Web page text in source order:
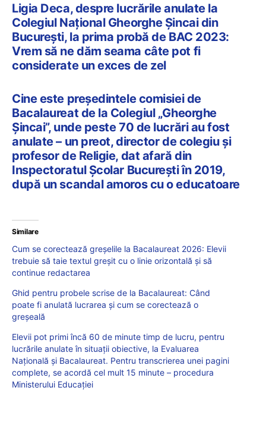
Ligia Deca, despre lucrările anulate la
Colegiul Național Gheorghe Șincai din
București, la prima probă de BAC 2023:
Vrem să ne dăm seama câte pot fi
considerate un exces de zel
Cine este președintele comisiei de
Bacalaureat de la Colegiul „Gheorghe
Șincai”, unde peste 70 de lucrări au fost
anulate – un preot, director de colegiu și
profesor de Religie, dat afară din
Inspectoratul Școlar București în 2019,
după un scandal amoros cu o educatoare
Similare
Cum se corectează greșelile la Bacalaureat 2026: Elevii
trebuie să taie textul greșit cu o linie orizontală și să
continue redactarea
Ghid pentru probele scrise de la Bacalaureat: Când
poate fi anulată lucrarea și cum se corectează o
greșeală
Elevii pot primi încă 60 de minute timp de lucru, pentru
lucrările anulate în situații obiective, la Evaluarea
Națională și Bacalaureat. Pentru transcrierea unei pagini
complete, se acordă cel mult 15 minute – procedura
Ministerului Educației